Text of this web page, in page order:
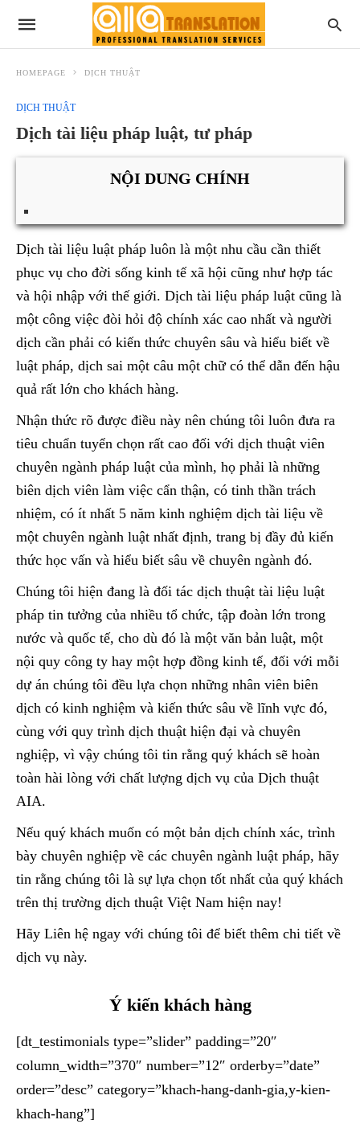
HOMEPAGE DỊCH THUẬT
DỊCH THUẬT
Dịch tài liệu pháp luật, tư pháp
NỘI DUNG CHÍNH
Dịch tài liệu luật pháp luôn là một nhu cầu cần thiết
phục vụ cho đời sống kinh tế xã hội cũng như hợp tác
và hội nhập với thế giới. Dịch tài liệu pháp luật cũng là
một công việc đòi hỏi độ chính xác cao nhất và người
dịch cần phải có kiến thức chuyên sâu và hiểu biết về
luật pháp, dịch sai một câu một chữ có thể dẫn đến hậu
quả rất lớn cho khách hàng.
Nhận thức rõ được điều này nên chúng tôi luôn đưa ra
tiêu chuẩn tuyển chọn rất cao đối với dịch thuật viên
chuyên ngành pháp luật của mình, họ phải là những
biên dịch viên làm việc cẩn thận, có tinh thần trách
nhiệm, có ít nhất 5 năm kinh nghiệm dịch tài liệu về
một chuyên ngành luật nhất định, trang bị đầy đủ kiến
thức học vấn và hiểu biết sâu về chuyên ngành đó.
Chúng tôi hiện đang là đối tác dịch thuật tài liệu luật
pháp tin tưởng của nhiều tổ chức, tập đoàn lớn trong
nước và quốc tế, cho dù đó là một văn bản luật, một
nội quy công ty hay một hợp đồng kinh tế, đối với mỗi
dự án chúng tôi đều lựa chọn những nhân viên biên
dịch có kinh nghiệm và kiến thức sâu về lĩnh vực đó,
cùng với quy trình dịch thuật hiện đại và chuyên
nghiệp, vì vậy chúng tôi tin rằng quý khách sẽ hoàn
toàn hài lòng với chất lượng dịch vụ của Dịch thuật
AIA.
Nếu quý khách muốn có một bản dịch chính xác, trình
bày chuyên nghiệp về các chuyên ngành luật pháp, hãy
tin rằng chúng tôi là sự lựa chọn tốt nhất của quý khách
trên thị trường dịch thuật Việt Nam hiện nay!
Hãy Liên hệ ngay với chúng tôi để biết thêm chi tiết về
dịch vụ này.
Ý kiến khách hàng
[dt_testimonials type=”slider” padding=”20″
column_width=”370″ number=”12″ orderby=”date”
order=”desc” category=”khach-hang-danh-gia,y-kien-
khach-hang”]